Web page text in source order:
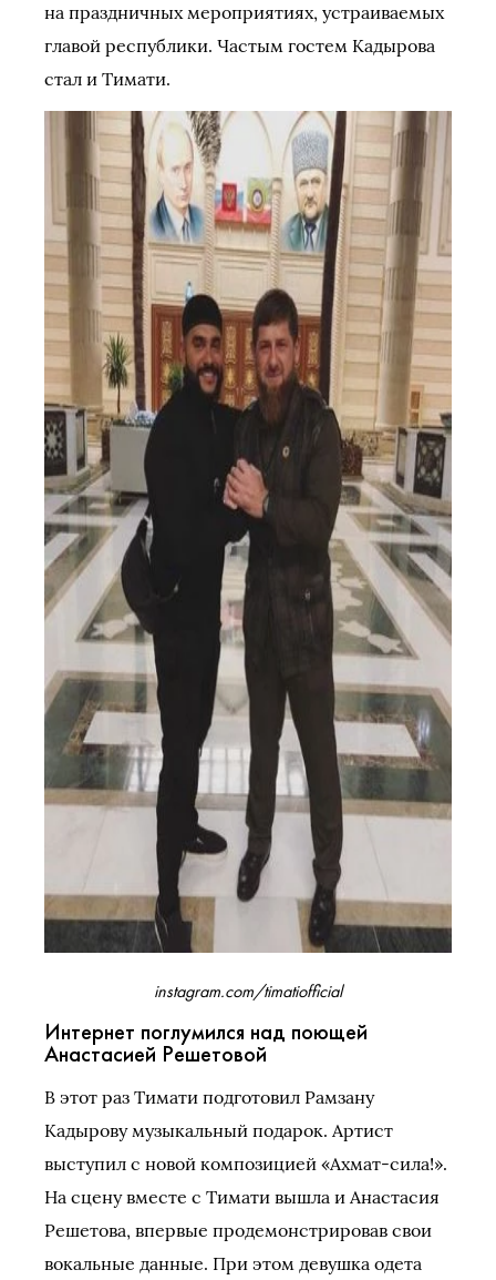
на праздничных мероприятиях, устраиваемых
главой республики. Частым гостем Кадырова
стал и Тимати.
instagram.com/timatiofficial
Интернет поглумился над поющей
Анастасией Решетовой
В этот раз Тимати подготовил Рамзану
Кадырову музыкальный подарок. Артист
выступил с новой композицией «Ахмат-сила!».
На сцену вместе с Тимати вышла и Анастасия
Решетова, впервые продемонстрировав свои
вокальные данные. При этом девушка одета